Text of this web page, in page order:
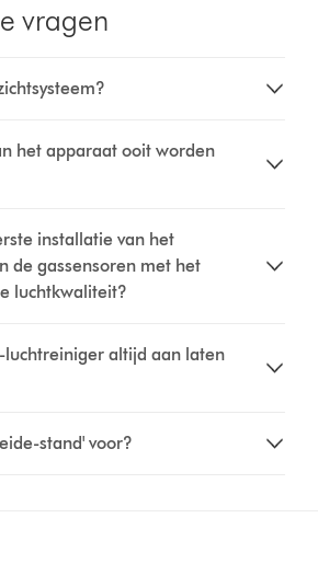
vragen
het apparaat ooit worden
installatie van het
de gassensoren met het
luchtkwaliteit?
luchtreiniger altijd aan laten
stand' voor?